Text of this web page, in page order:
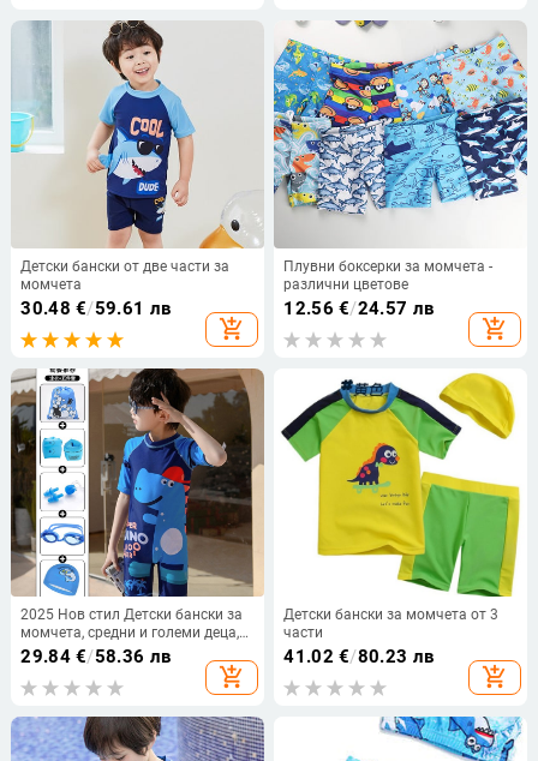
Детски бански от две части за
момчета
30.48 €/59.61 лв
add_shopping_cart
Плувни боксерки за момчета -
различни цветове
12.56 €/24.57 лв
add_shopping_cart
2025 Нов стил Детски бански за
момчета, средни и големи деца,
Бързосъхнещ бански, Бебешки
слънцезащитен комплект от една
част
29.84€/58.36 лв
add_shopping_cart
Детски бански за момчета от 3
части
41.02 €/80.23 лв
add_shopping_cart